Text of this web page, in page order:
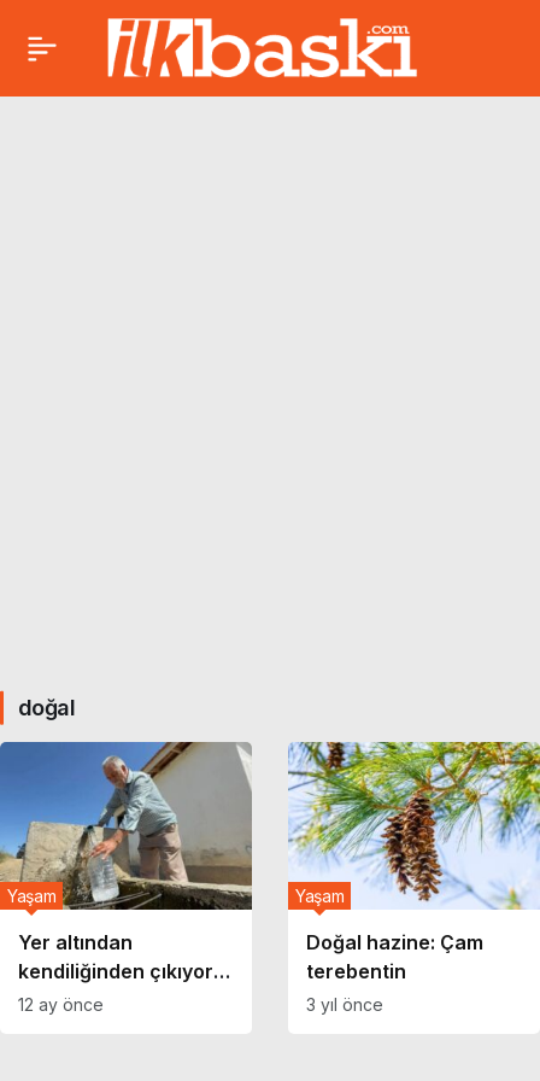
doğal
Yer altından
kendiliğinden çıkıyor:
Cilt yaralarına iyi
Yaşam
12 ay önce
Doğal hazine: Çam
terebentin
Yaşam
3 yıl önce